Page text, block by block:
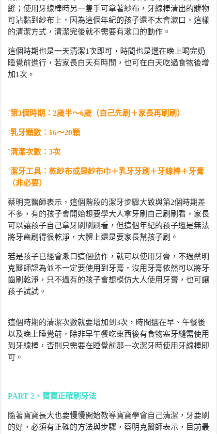
縫；使用牙線棒時另一隻手可拿著紗布，牙線棒清出的髒物
可沾黏到紗布上，因為這個年紀的孩子還不太會漱口，這樣
的清潔方式，清潔完後就不需要有漱口的動作。
這個時期也是一天清潔1次即可，時間也是選在晚上喝完奶
睡覺前進行，若家長白天有時間，也可在白天吃過食物後增
加1次。
˙第3個時期：2歲半～6歲（自己先刷＋家長再刷刷）
˙乳牙顆數： 16～20顆
˙清潔次數： 3次
˙潔牙工具：乾紗布或是紗布巾＋乳牙牙刷＋牙線棒＋牙膏
（非必要）
蔡明克醫師表示，這個階段的潔牙步驟大致與第2個時期差
不多，有的孩子會開始想要學大人拿牙刷自己刷刷看，家長
可以讓孩子自己拿牙刷刷刷看，但這個年紀的孩子還是無法
將牙齒刷得很乾淨，大體上還是要家長幫孩子刷。
若是孩子已經會漱口這個動作，就可以使用牙膏，不過蔡明
克醫師認為並不一定要使用到牙膏，沒用牙膏依然可以將牙
齒刷乾淨，只不過有的孩子會想模仿大人使用牙膏，也可讓
孩子試試。
這個時期的清潔次數就要增加到3次，時間選在早、午餐後
以及晚上睡覺前，除非早午餐吃東西後有食物塞牙縫需使用
到牙線棒，否則只需要在睡覺前那一次潔牙時使用牙線棒即
可。
PART 2 、寶寶正確刷牙法
隨著寶寶長大也要慢慢開始教導寶寶學會自己清潔，牙要刷
的好，必須有正確的方法與步驟，蔡明克醫師表示，目前最